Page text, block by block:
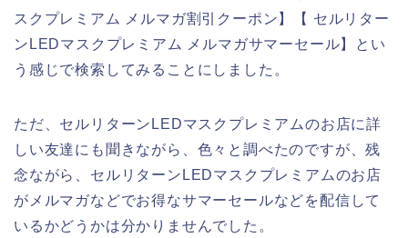
スクプレミアム メルマガ割引クーポン】【 セルリター
ンLEDマスクプレミアム メルマガサマーセール】とい
う感じで検索してみることにしました。
ただ、セルリターンLEDマスクプレミアムのお店に詳
しい友達にも聞きながら、色々と調べたのですが、残
念ながら、セルリターンLEDマスクプレミアムのお店
がメルマガなどでお得なサマーセールなどを配信して
いるかどうかは分かりませんでした。